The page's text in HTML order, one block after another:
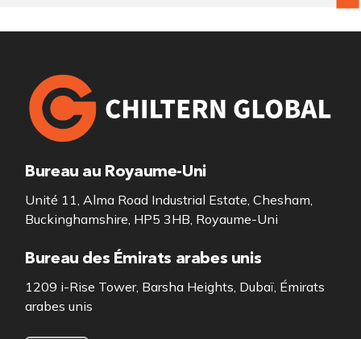
Bureau au Royaume-Uni
Unité 11, Alma Road Industrial Estate, Chesham,
Buckinghamshire, HP5 3HB, Royaume-Uni
Bureau des Émirats arabes unis
1209 i-Rise Tower, Barsha Heights, Dubaï, Émirats
arabes unis